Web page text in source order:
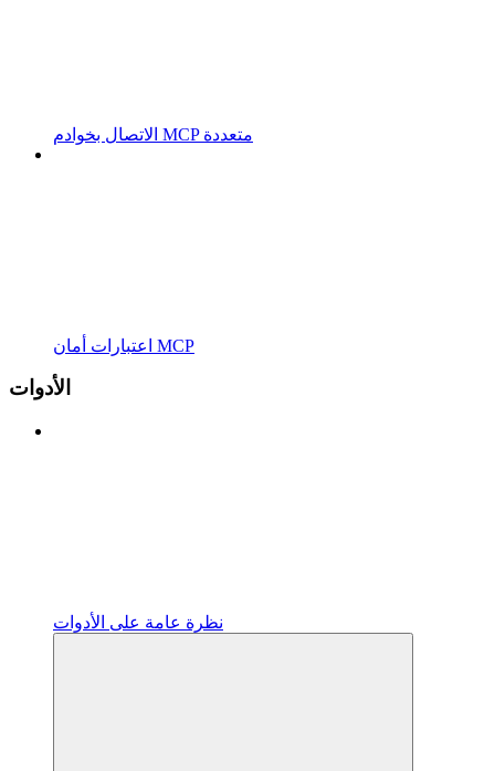
الاتصال بخوادم MCP متعددة
اعتبارات أمان MCP
الأدوات
نظرة عامة على الأدوات